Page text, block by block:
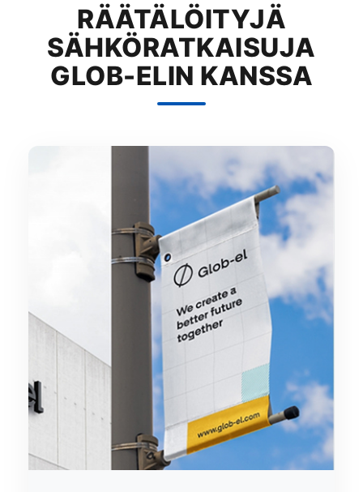
RÄÄTÄLÖITYJÄ
SÄHKÖRATKAISUJA
GLOB-ELIN KANSSA